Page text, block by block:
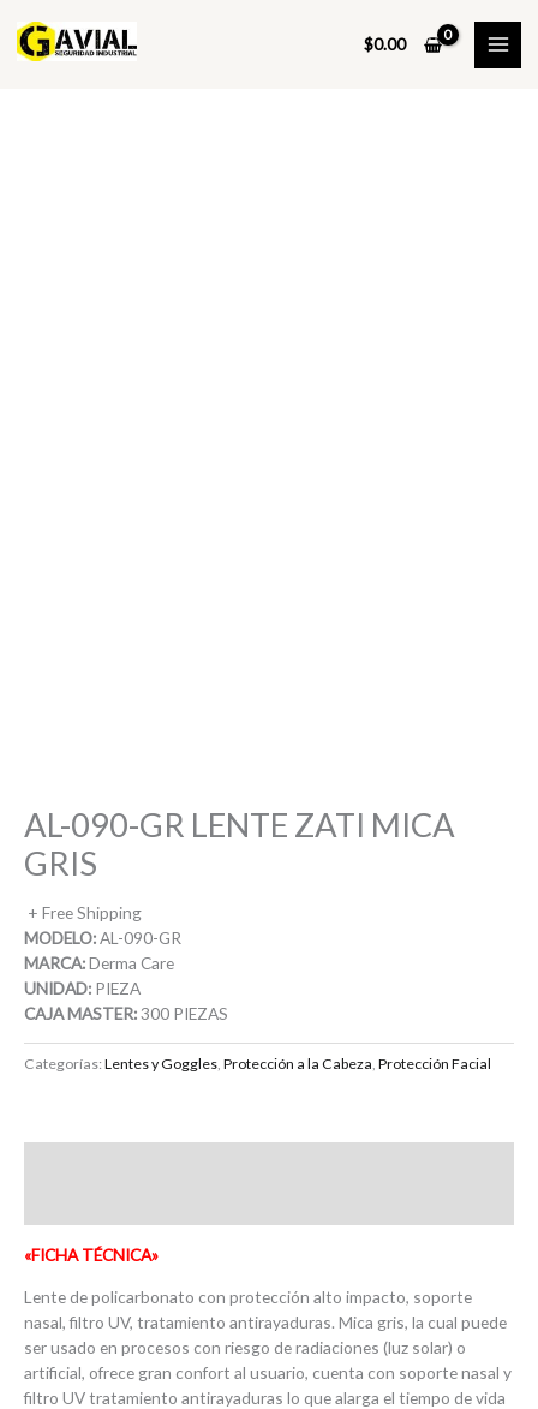
contenido
$0.00
AL-090-GR LENTE ZATI MICA
GRIS
+ Free Shipping
MODELO:AL-090-GR
MARCA:Derma Care
UNIDAD: PIEZA
CAJA MASTER:300 PIEZAS
Categorías:Lentes y Goggles Protección a la Cabeza Protección Facial
«FICHA TÉCNICA»
Lente de policarbonato con protección alto impacto, soporte
nasal, filtro UV, tratamiento antirayaduras. Mica gris, la cual puede
ser usado en procesos con riesgo de radiaciones (luz solar) o
artificial, ofrece gran confort al usuario, cuenta con soporte nasal y
filtro UV tratamiento antirayaduras lo que alarga el tiempo de vida